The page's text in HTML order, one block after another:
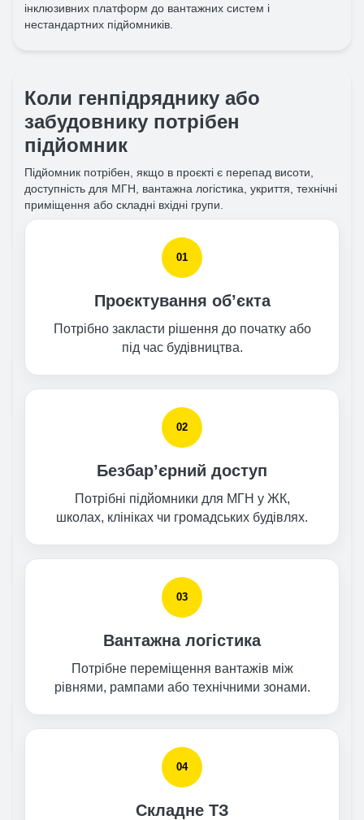
інклюзивних платформ до вантажних систем і
нестандартних підйомників.
Коли генпідряднику або
забудовнику потрібен
підйомник
Підйомник потрібен, якщо в проєкті є перепад висоти,
доступність для МГН, вантажна логістика, укриття, технічні
приміщення або складні вхідні групи.
01
Проєктування об’єкта
Потрібно закласти рішення до початку або
під час будівництва.
02
Безбар’єрний доступ
Потрібні підйомники для МГН у ЖК,
школах, клініках чи громадських будівлях.
03
Вантажна логістика
Потрібне переміщення вантажів між
рівнями, рампами або технічними зонами.
04
Складне ТЗ